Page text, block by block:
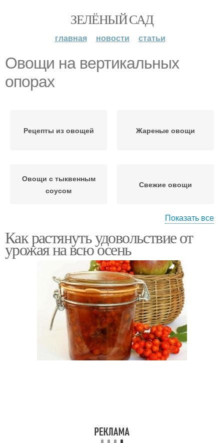
ЗЕЛЁНЫЙ САД
главная новости статьи
Овощи на вертикальных
опорах
Рецепты из овощей Жареные овощи
Овощи с тыквенным
соусом
Свежие овощи
порядке
Показать все
Как растянуть удовольствие от
урожая на всю осень